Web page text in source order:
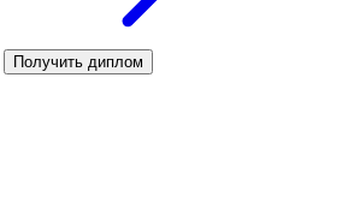
Получить диплом